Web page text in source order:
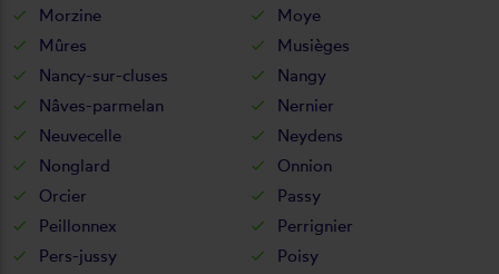
Morzine
Moye
Mûres
Musièges
Nancy-sur-cluses
Nangy
Nâves-parmelan
Nernier
Neuvecelle
Neydens
Nonglard
Onnion
Orcier
Passy
Peillonnex
Perrignier
Pers-jussy
Poisy